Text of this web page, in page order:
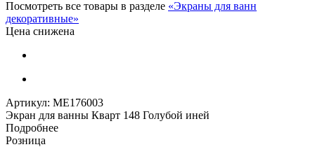
Посмотреть все товары в разделе «Экраны для ванн
декоративные»
Цена снижена
Артикул: МЕ176003
Экран для ванны Кварт 148 Голубой иней
Подробнее
Розница